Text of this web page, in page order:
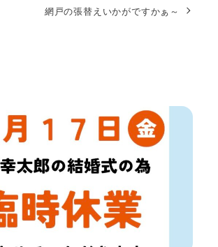
網戸の張替えいかがですかぁ～